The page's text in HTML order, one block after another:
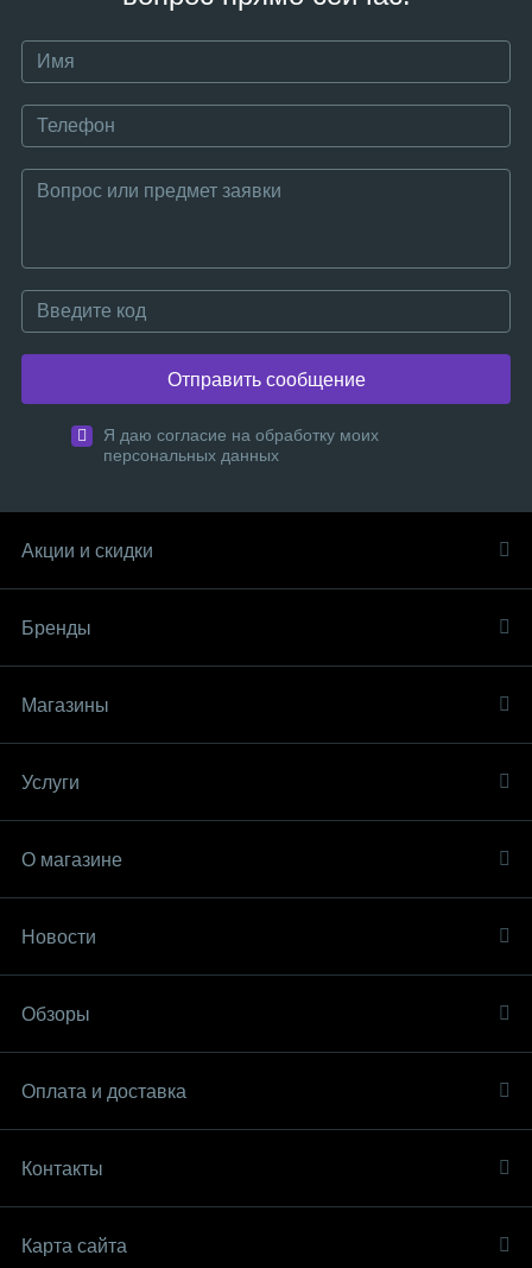
Отправить сообщение
Я даю согласие на обработку моих
персональных данных
Акции и скидки
Бренды
Магазины
Услуги
О магазине
Новости
Обзоры
Оплата и доставка
Контакты
Карта сайта